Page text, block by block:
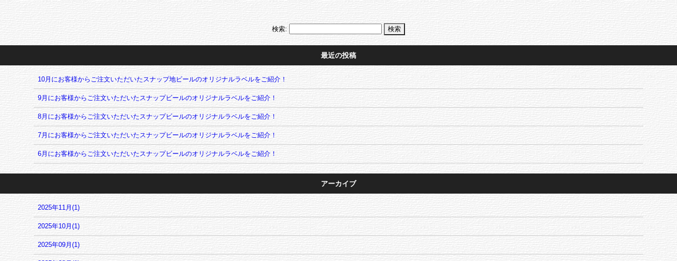
検索:
最近の投稿
10月にお客様からご注文いただいたスナップ地ビールのオリジナルラベルをご紹介！
9月にお客様からご注文いただいたスナップビールのオリジナルラベルをご紹介！
8月にお客様からご注文いただいたスナップビールのオリジナルラベルをご紹介！
7月にお客様からご注文いただいたスナップビールのオリジナルラベルをご紹介！
6月にお客様からご注文いただいたスナップビールのオリジナルラベルをご紹介！
アーカイブ
2025年11月(1)
2025年10月(1)
2025年09月(1)